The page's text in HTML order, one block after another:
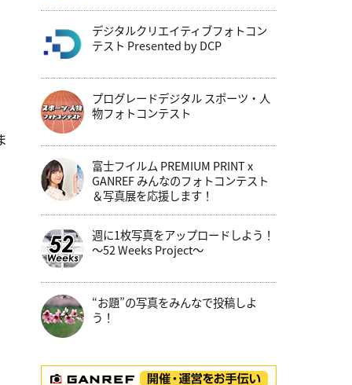
デジタルクリエイティブフォトコン
テスト Presented by DCP
プログレードデジタル スポーツ・人
物フォトコンテスト
富士フイルム PREMIUM PRINT x
GANREF みんなのフォトコンテスト
＆写真展を応援します！
週に1枚写真をアップロードしよう！
～52 Weeks Project～
“お題”の写真をみんなで投稿しよ
う！